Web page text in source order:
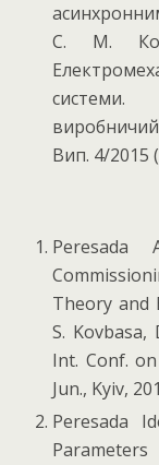
С. М.
системи.
Вип. 4/2015
Peresada
Theory and
S.
Int. Conf.
Jun., Kyiv,
Peresada